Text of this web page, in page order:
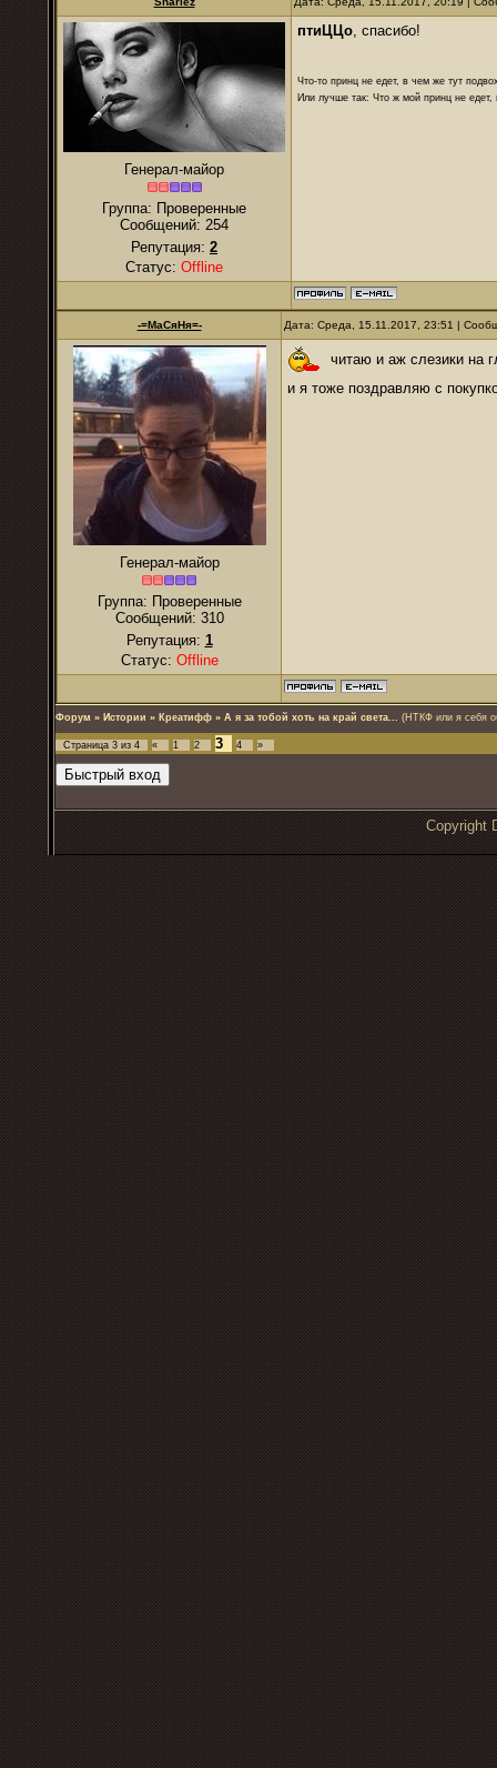
Генерал-майор
Группа: Проверенные
Сообщений: 254
Репутация: 2
Статус: Offline
птиЦЦо, спасибо!
Что-то принц не едет, в чем же тут
Или лучше так: Что ж мой принц не едет,
-=МаСяНя=- Дата: Среда, 15.11.2017, 23:51 |
Генерал-майор
Группа: Проверенные
Сообщений: 310
Репутация: 1
Статус: Offline
читаю и аж слезики на
и я тоже поздравляю с
Форум » Истории » Креатифф » А я за тобой хоть на край света... (НТКФ или я себя
Страница 3 из 4 « 1 2 3 4 »
Copyright